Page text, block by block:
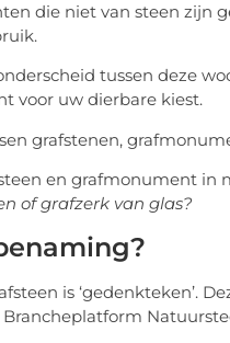
die niet van steen zijn
tussen deze
voor uw dierbare kiest.
grafstenen,
of grafzerk van glas?
is ‘gedenkteken’.